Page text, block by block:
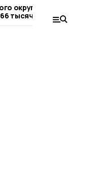
округа
тысяч рублей